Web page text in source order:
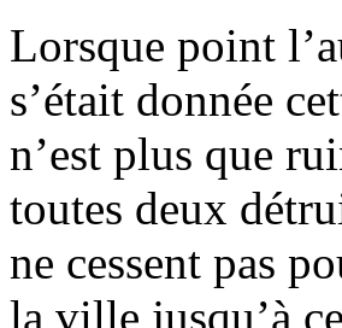
Lorsque point
s’était donnée
n’est plus que
toutes deux
ne cessent pas
la ville jusqu’à